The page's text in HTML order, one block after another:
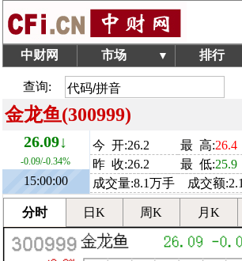
中财网 市场 ▼ 排行
查询:
金龙鱼(300999)
26.09↓
-0.09/-0.34%
15:00:00
今 开:26.2 最 高:26.4
昨 收:26.2
最 低:25.9
成交量:8.1万手 成交额
分时 日K 周K 月K